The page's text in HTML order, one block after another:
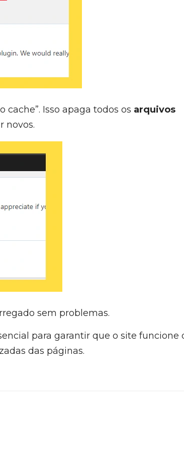
Isso apaga todos os arquivos
novos.
sem problemas.
para garantir que o site funcione
das páginas.